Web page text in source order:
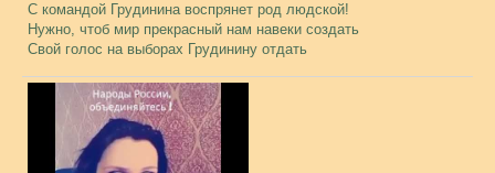
С командой Грудинина воспрянет род людской!
Нужно, чтоб мир прекрасный нам навеки создать
Свой голос на выборах Грудинину отдать